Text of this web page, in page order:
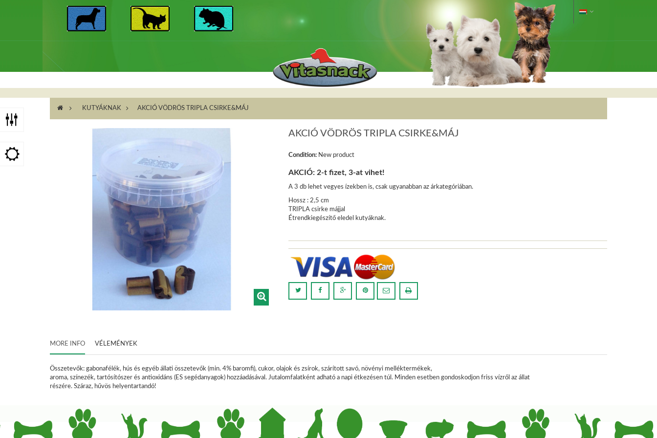
> KUTYÁKNAK > AKCIÓ VÖDRÖS TRIPLA CSIRKE&MÁJ
AKCIÓ VÖDRÖS TRIPLA CSIRKE&MÁJ
Condition: New product
AKCIÓ: 2-t fizet, 3-at vihet!
A 3 db lehet vegyes ízekben is, csak ugyanabban az árkategóriában.
Hossz : 2,5 cm
TRIPLA csirke májjal
Étrendkiegészítő eledel kutyáknak.
MORE INFO VÉLEMÉNYEK
Összetevők: gabonafélék, hús és egyéb állati összetevők (min. 4% baromfi), cukor, olajok és zsírok, szárított savó, növényi melléktermékek,
aroma, színezék, tartósítószer és antioxidáns (ES segédanyagok) hozzáadásával . Jutalomfalatként adható a napi étkezésen túl . Minden esetben gondoskodjon friss vízről az állat
részére. Száraz, hűvös helyentartandó!